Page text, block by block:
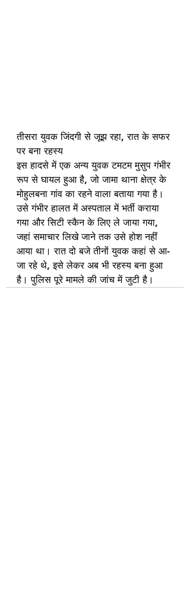
तीसरा युवक जिंदगी से जूझ रहा, रात के सफर
पर बना रहस्य
इस हादसे में एक अन्य युवक टमटम मुसुप गंभीर
रूप से घायल हुआ है, जो जामा थाना क्षेत्र के
मोहुलबना गांव का रहने वाला बताया गया है।
उसे गंभीर हालत में अस्पताल में भर्ती कराया
गया और सिटी स्कैन के लिए ले जाया गया,
जहां समाचार लिखे जाने तक उसे होश नहीं
आया था। रात दो बजे तीनों युवक कहां से आ-
जा रहे थे, इसे लेकर अब भी रहस्य बना हुआ
है। पुलिस पूरे मामले की जांच में जुटी है।